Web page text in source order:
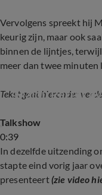
Vervolgens spreekt hij
keurig zijn, maar ook
binnen de lijntjes,
meer dan twee
Tekst gaat hieronder
0:39
Malou Petter
Talkshow
In dezelfde uitzending
stapte eind vorig jaar
presenteert(zie video